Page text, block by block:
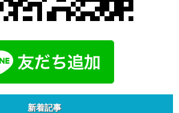
新着記事